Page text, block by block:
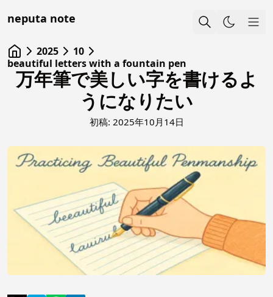
neputa note
2025
10
beautiful letters with a fountain pen
万年筆で美しい字を書けるよ
うになりたい
初稿: 2025年10月14日